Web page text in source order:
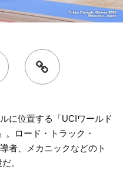
に位置する「UCIワールド
。ロード・トラック・
者、メカニックなどのト
。